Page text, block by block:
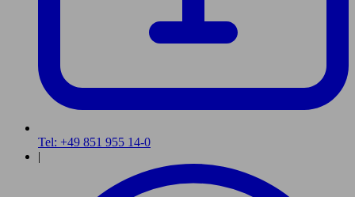
Tel: +49 851 955 14-0
|